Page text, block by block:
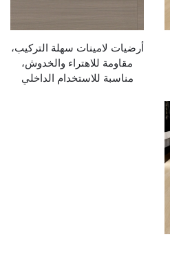
أرضيات لامينات سهلة التركيب،
مقاومة للاهتراء والخدوش،
مناسبة للاستخدام الداخلي